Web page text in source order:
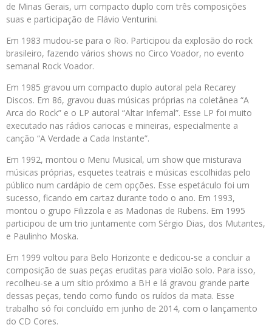
de Minas Gerais, um compacto duplo com três composições
suas e participação de Flávio Venturini.
Em 1983 mudou-se para o Rio. Participou da explosão do rock
brasileiro, fazendo vários shows no Circo Voador, no evento
semanal Rock Voador.
Em 1985 gravou um compacto duplo autoral pela Recarey
Discos. Em 86, gravou duas músicas próprias na coletânea “A
Arca do Rock” e o LP autoral “Altar Infernal”. Esse LP foi muito
executado nas rádios cariocas e mineiras, especialmente a
canção “A Verdade a Cada Instante”.
Em 1992, montou o Menu Musical, um show que misturava
músicas próprias, esquetes teatrais e músicas escolhidas pelo
público num cardápio de cem opções. Esse espetáculo foi um
sucesso, ficando em cartaz durante todo o ano. Em 1993,
montou o grupo Filizzola e as Madonas de Rubens. Em 1995
participou de um trio juntamente com Sérgio Dias, dos Mutantes,
e Paulinho Moska.
Em 1999 voltou para Belo Horizonte e dedicou-se a concluir a
composição de suas peças eruditas para violão solo. Para isso,
recolheu-se a um sítio próximo a BH e lá gravou grande parte
dessas peças, tendo como fundo os ruídos da mata. Esse
trabalho só foi concluído em junho de 2014, com o lançamento
do CD Cores.